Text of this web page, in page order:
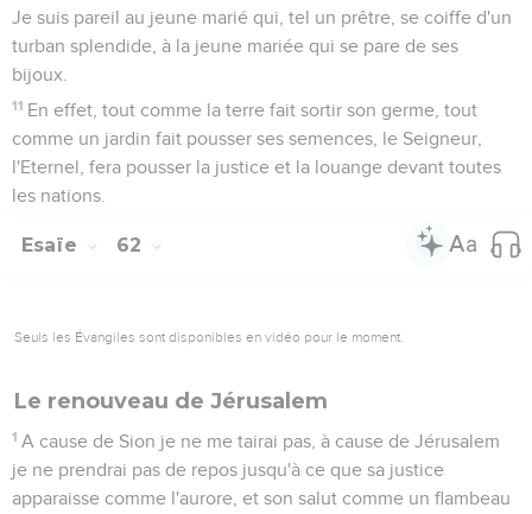
Je suis pareil au jeune marié qui, tel un prêtre, se coiffe d'un
turban splendide, à la jeune mariée qui se pare de ses
bijoux.
11 En effet, tout comme la terre fait sortir son germe, tout
comme un jardin fait pousser ses semences, le Seigneur,
l'Eternel, fera pousser la justice et la louange devant toutes
les nations.
Esaïe 62
Seuls les Évangiles sont disponibles en vidéo pour le moment.
Le renouveau de Jérusalem
1 A cause de Sion je ne me tairai pas, à cause de Jérusalem
je ne prendrai pas de repos jusqu'à ce que sa justice
apparaisse comme l'aurore, et son salut comme un flambeau